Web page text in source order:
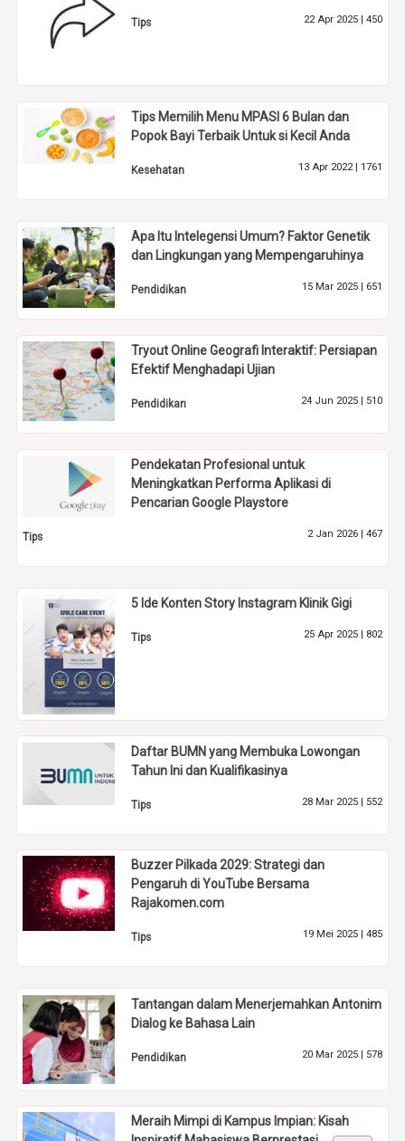
Tips 22 Apr 2025 | 450
Tips Memilih Menu MPASI 6 Bulan dan
Popok Bayi Terbaik Untuk si Kecil Anda
Kesehatan 13 Apr 2022 | 1761
Apa Itu Intelegensi Umum? Faktor Genetik
dan Lingkungan yang Mempengaruhinya
Pendidikan 15 Mar 2025 | 651
Tryout Online Geografi Interaktif: Persiapan
Efektif Menghadapi Ujian
Pendidikan 24 Jun 2025 | 510
Pendekatan Profesional untuk
Meningkatkan Performa Aplikasi di
Pencarian Google Playstore
Tips 2 Jan 2026 | 467
5 Ide Konten Story Instagram Klinik Gigi
Tips 25 Apr 2025 | 802
Daftar BUMN yang Membuka Lowongan
Tahun Ini dan Kualifikasinya
Tips 28 Mar 2025 | 552
Buzzer Pilkada 2029: Strategi dan
Pengaruh di YouTube Bersama
Rajakomen.com
Tips 19 Mei 2025 | 485
Tantangan dalam Menerjemahkan Antonim
Dialog ke Bahasa Lain
Pendidikan 20 Mar 2025 | 578
Meraih Mimpi di Kampus Impian: Kisah